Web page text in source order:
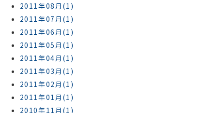
2011年08月(1)
2011年07月(1)
2011年06月(1)
2011年05月(1)
2011年04月(1)
2011年03月(1)
2011年02月(1)
2011年01月(1)
2010年11月(1)